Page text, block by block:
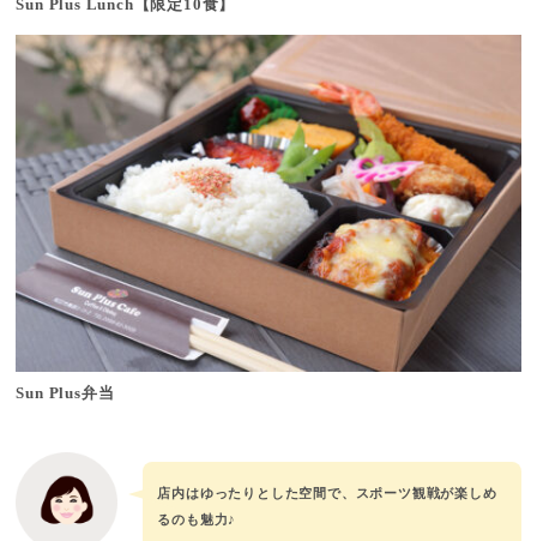
Sun Plus Lunch【限定10食】
Sun Plus弁当
店内はゆったりとした空間で、スポーツ観戦が楽しめ
るのも魅力♪